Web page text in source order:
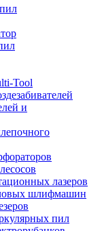
Tool
и
лазеров
шлифмашин
пил